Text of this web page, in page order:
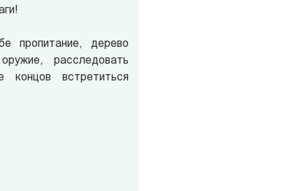
пропитание, дерево
расследовать
концов встретиться